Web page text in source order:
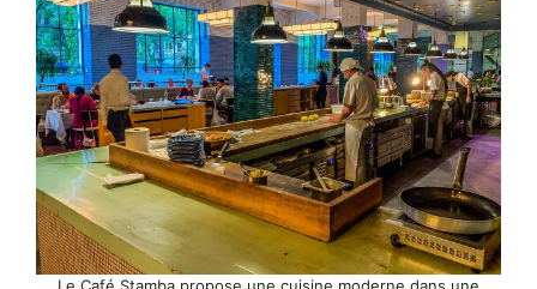
Le Café Stamba propose une cuisine moderne dans une